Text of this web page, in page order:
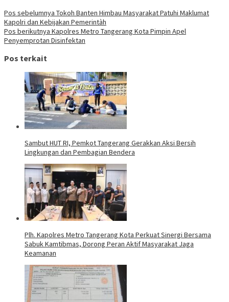
Pos sebelumnya Tokoh Banten Himbau Masyarakat Patuhi Maklumat
Kapolri dan Kebijakan Pemerintàh
Pos berikutnya Kapolres Metro Tangerang Kota Pimpin Apel
Penyemprotan Disinfektan
Pos terkait
Sambut HUT RI, Pemkot Tangerang Gerakkan Aksi Bersih
Lingkungan dan Pembagian Bendera
Plh. Kapolres Metro Tangerang Kota Perkuat Sinergi Bersama
Sabuk Kamtibmas, Dorong Peran Aktif Masyarakat Jaga
Keamanan